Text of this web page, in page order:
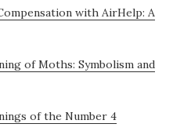
with AirHelp: A
of Moths: Symbolism and
of the Number 4